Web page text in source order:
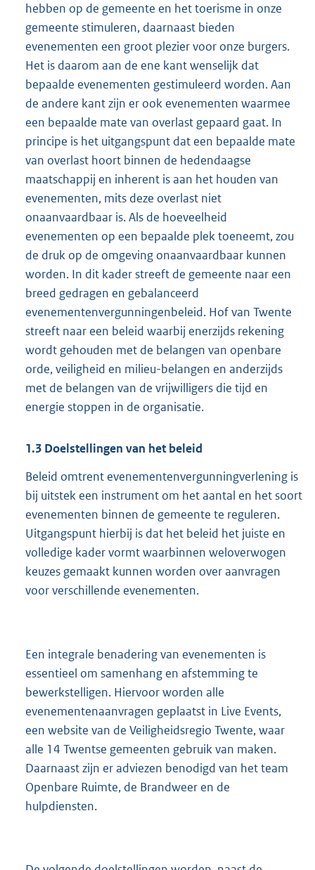
hebben op de gemeente en het toerisme in onze
gemeente stimuleren, daarnaast bieden
evenementen een groot plezier voor onze burgers.
Het is daarom aan de ene kant wenselijk dat
bepaalde evenementen gestimuleerd worden. Aan
de andere kant zijn er ook evenementen waarmee
een bepaalde mate van overlast gepaard gaat. In
principe is het uitgangspunt dat een bepaalde mate
van overlast hoort binnen de hedendaagse
maatschappij en inherent is aan het houden van
evenementen, mits deze overlast niet
onaanvaardbaar is. Als de hoeveelheid
evenementen op een bepaalde plek toeneemt, zou
de druk op de omgeving onaanvaardbaar kunnen
worden. In dit kader streeft de gemeente naar een
breed gedragen en gebalanceerd
evenementenvergunningenbeleid. Hof van Twente
streeft naar een beleid waarbij enerzijds rekening
wordt gehouden met de belangen van openbare
orde, veiligheid en milieu-belangen en anderzijds
met de belangen van de vrijwilligers die tijd en
energie stoppen in de organisatie.
1.3 Doelstellingen van het beleid
Beleid omtrent evenementenvergunningverlening is
bij uitstek een instrument om het aantal en het soort
evenementen binnen de gemeente te reguleren.
Uitgangspunt hierbij is dat het beleid het juiste en
volledige kader vormt waarbinnen weloverwogen
keuzes gemaakt kunnen worden over aanvragen
voor verschillende evenementen.
Een integrale benadering van evenementen is
essentieel om samenhang en afstemming te
bewerkstelligen. Hiervoor worden alle
evenementenaanvragen geplaatst in Live Events,
een website van de Veiligheidsregio Twente, waar
alle 14 Twentse gemeenten gebruik van maken.
Daarnaast zijn er adviezen benodigd van het team
Openbare Ruimte, de Brandweer en de
hulpdiensten.